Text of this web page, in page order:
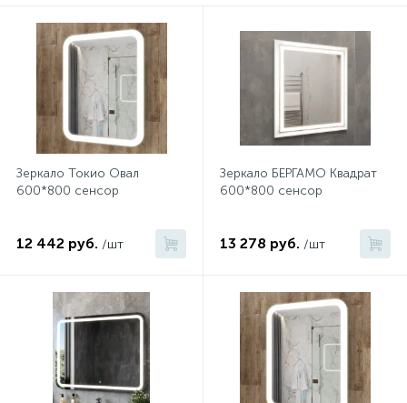
Зеркало Токио Овал
600*800 сенсор
12 442 руб. /шт
Зеркало БЕРГАМО Квадрат
600*800 сенсор
13 278 руб. /шт